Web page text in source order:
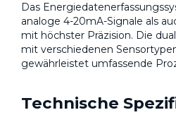
Das
analoge 4-20mA-Signale als
mit höchster Präzision. Die
mit verschiedenen
gewährleistet umfassende
Technische